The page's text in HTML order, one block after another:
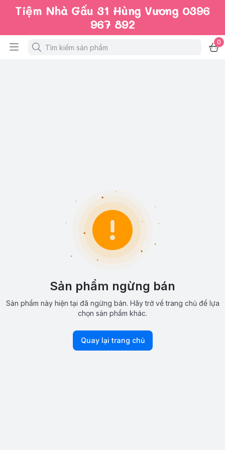
Tiệm Nhà Gấu 31 Hùng Vương 0396
967 892
0
Sản phẩm ngừng bán
Sản phẩm này hiện tại đã ngừng bán. Hãy trở về trang chủ để lựa
chọn sản phẩm khác.
Quay lại trang chủ